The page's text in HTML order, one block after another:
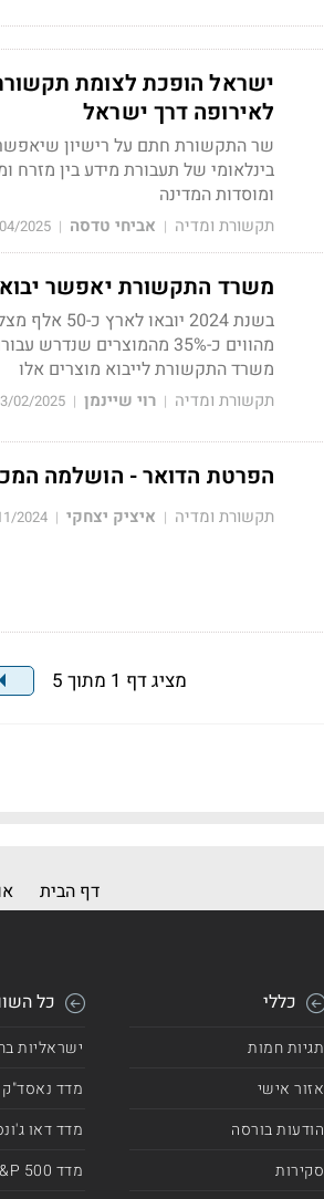
ישראל הופכת לצומת
לאירופה דרך ישראל
שר התקשורת חתם על רישיון
בינלאומי של תעבורת מידע בין מזרח
ומוסדות המדינה
תקשורת ומדיה | אביחי טדסה |
2025
משרד התקשורת יאפשר
בשנת 2024
מהווים כ-35% מהמוצרים
משרד התקשורת לייבוא מוצרים אלו
תקשורת ומדיה | רוי שיינמן |
02/2025
הפרטת הדואר - הושלמה
תקשורת ומדיה | איציק יצחקי |
2024
מציג דף 1 מתוך 5
דף הבית
כללי
תגיות חמות
אזור אישי
הודעות בורסה
סקירות
כל
ישראליות
מדד נאסד"ק
מדד דאו
מדד 500 S&P